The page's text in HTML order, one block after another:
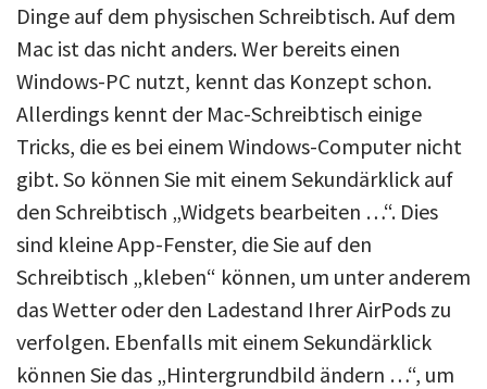
Dinge auf dem physischen Schreibtisch. Auf dem
Mac ist das nicht anders. Wer bereits einen
Windows-PC nutzt, kennt das Konzept schon.
Allerdings kennt der Mac-Schreibtisch einige
Tricks, die es bei einem Windows-Computer nicht
gibt. So können Sie mit einem Sekundärklick auf
den Schreibtisch „Widgets bearbeiten …“. Dies
sind kleine App-Fenster, die Sie auf den
Schreibtisch „kleben“ können, um unter anderem
das Wetter oder den Ladestand Ihrer AirPods zu
verfolgen. Ebenfalls mit einem Sekundärklick
können Sie das „Hintergrundbild ändern …“, um